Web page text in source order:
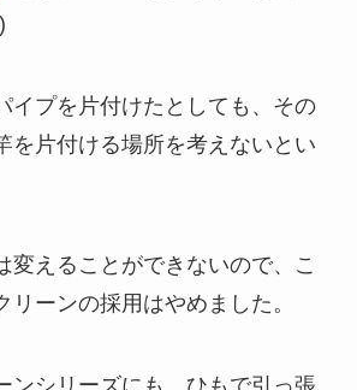
イプを片付けたとしても、その
を片付ける場所を考えないとい
変えることができないので、こ
リーンの採用はやめました。
ンシリーズにも、ひもで引っ張